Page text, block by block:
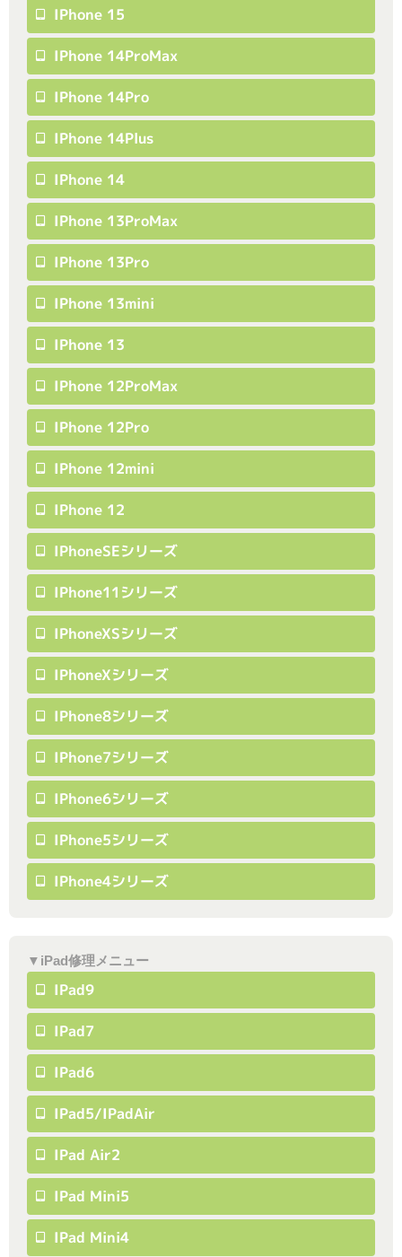
IPhone 15
IPhone 14ProMax
IPhone 14Pro
IPhone 14Plus
IPhone 14
IPhone 13ProMax
IPhone 13Pro
IPhone 13mini
IPhone 13
IPhone 12ProMax
IPhone 12Pro
IPhone 12mini
IPhone 12
IPhoneSEシリーズ
IPhone11シリーズ
IPhoneXSシリーズ
IPhoneXシリーズ
IPhone8シリーズ
IPhone7シリーズ
IPhone6シリーズ
IPhone5シリーズ
IPhone4シリーズ
▼iPad修理メニュー
IPad9
IPad7
IPad6
IPad5/iPadAir
IPad Air2
IPad Mini5
IPad Mini4